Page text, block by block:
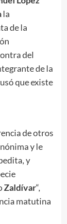
la
de la
del
de la
que existe
de otros
y le
y
Zaldívar“,
matutina